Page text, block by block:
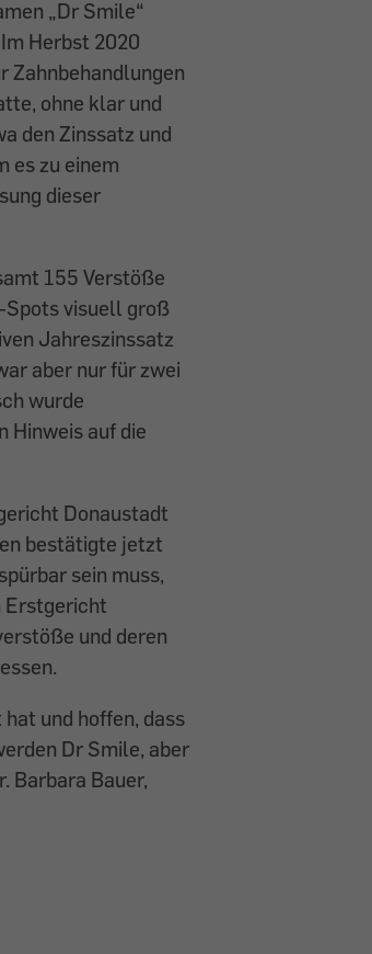
„Dr Smile“
Herbst 2020
Zahnbehandlungen
ohne klar und
den Zinssatz und
es zu einem
dieser
155 Verstöße
Spots visuell groß
Jahreszinssatz
aber nur für zwei
wurde
Hinweis auf die
Donaustadt
bestätigte jetzt
sein muss,
Erstgericht
und deren
und hoffen, dass
Dr Smile, aber
Barbara Bauer,